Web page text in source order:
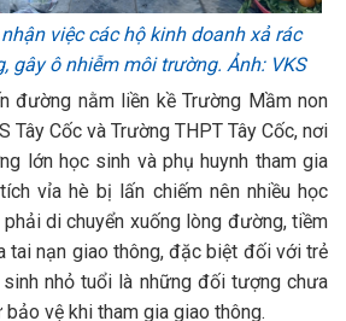
việc các hộ kinh doanh xả rác
gây ô nhiễm môi trường. Ảnh: VKS
đường nằm liền kề Trường Mầm non
Tây Cốc và Trường THPT Tây Cốc, nơi
lớn học sinh và phụ huynh tham gia
vỉa hè bị lấn chiếm nên nhiều học
phải di chuyển xuống lòng đường, tiềm
tai nạn giao thông, đặc biệt đối với trẻ
nhỏ tuổi là những đối tượng chưa
vệ khi tham gia giao thông.